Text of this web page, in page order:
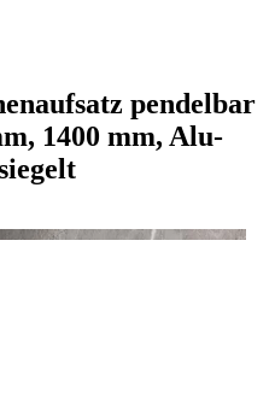
pendelbar
1400 mm, Alu-